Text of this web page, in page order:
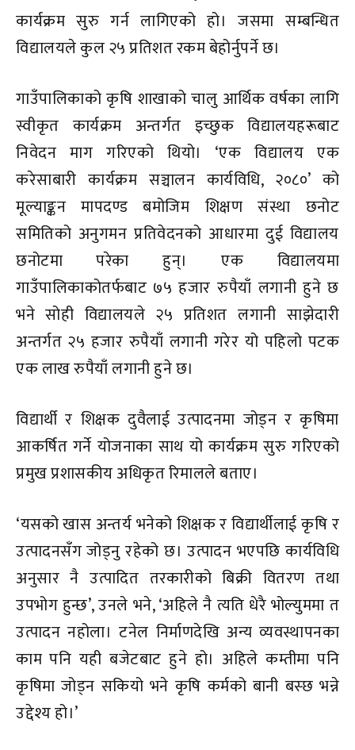
कार्यक्रम सुरु गर्न लागिएको हो। जसमा सम्बन्धित
विद्यालयले कुल २५ प्रतिशत रकम बेहोर्नुपर्ने छ।
गाउँपालिकाको कृषि शाखाको चालु आर्थिक वर्षका लागि
स्वीकृत कार्यक्रम अन्तर्गत इच्छुक विद्यालयहरूबाट
निवेदन माग गरिएको थियो। ‘एक विद्यालय एक
करेसाबारी कार्यक्रम सञ्चालन कार्यविधि, २०८०’ को
मूल्याङ्कन मापदण्ड बमोजिम शिक्षण संस्था छनोट
समितिको अनुगमन प्रतिवेदनको आधारमा दुई विद्यालय
छनोटमा परेका हुन्। एक विद्यालयमा
गाउँपालिकाकोतर्फबाट ७५ हजार रुपैयाँ लगानी हुने छ
भने सोही विद्यालयले २५ प्रतिशत लगानी साझेदारी
अन्तर्गत २५ हजार रुपैयाँ लगानी गरेर यो पहिलो पटक
एक लाख रुपैयाँ लगानी हुने छ।
विद्यार्थी र शिक्षक दुवैलाई उत्पादनमा जोड्न र कृषिमा
आकर्षित गर्ने योजनाका साथ यो कार्यक्रम सुरु गरिएको
प्रमुख प्रशासकीय अधिकृत रिमालले बताए।
‘यसको खास अन्तर्य भनेको शिक्षक र विद्यार्थीलाई कृषि र
उत्पादनसँग जोड्नु रहेको छ। उत्पादन भएपछि कार्यविधि
अनुसार नै उत्पादित तरकारीको बिक्री वितरण तथा
उपभोग हुन्छ’, उनले भने, ‘अहिले नै त्यति धेरै भोल्युममा त
उत्पादन नहोला। टनेल निर्माणदेखि अन्य व्यवस्थापनका
काम पनि यही बजेटबाट हुने हो। अहिले कम्तीमा पनि
कृषिमा जोड्न सकियो भने कृषि कर्मको बानी बस्छ भन्ने
उद्देश्य हो।’